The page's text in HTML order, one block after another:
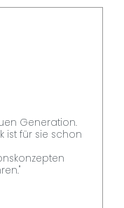
Generation.
ist für sie schon